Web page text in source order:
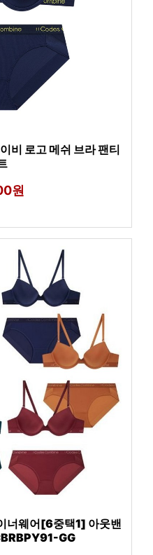
비 로고 메쉬 브라 팬티
원
너웨어[6중택1] 아웃밴
GG